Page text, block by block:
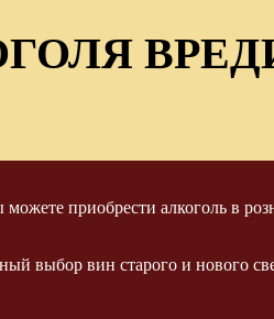
приобрести алкоголь в
выбор вин старого и нового